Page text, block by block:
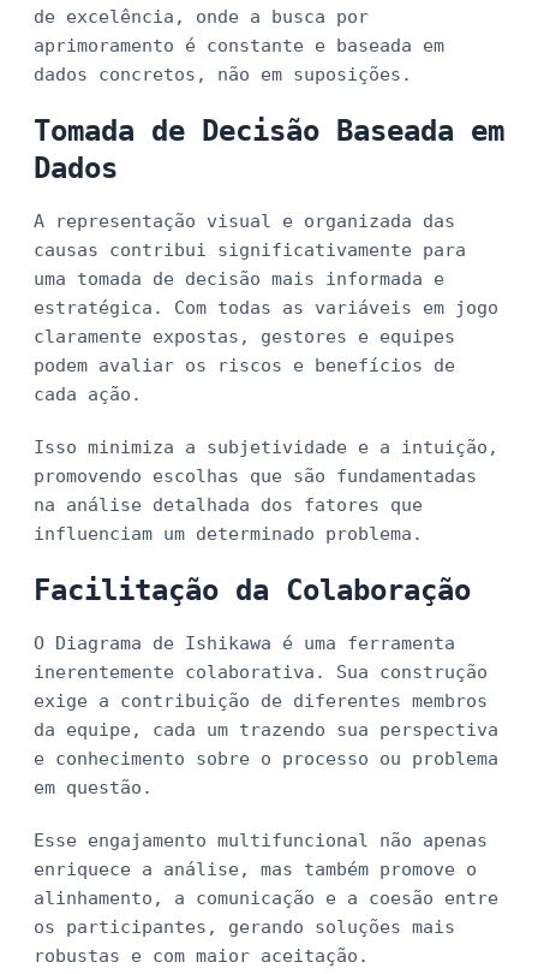
de excelência, onde a busca por
aprimoramento é constante e baseada em
dados concretos, não em suposições.
Tomada de Decisão Baseada em
Dados
A representação visual e organizada das
causas contribui significativamente para
uma tomada de decisão mais informada e
estratégica. Com todas as variáveis em jogo
claramente expostas, gestores e equipes
podem avaliar os riscos e benefícios de
cada ação.
Isso minimiza a subjetividade e a intuição,
promovendo escolhas que são fundamentadas
na análise detalhada dos fatores que
influenciam um determinado problema.
Facilitação da Colaboração
O Diagrama de Ishikawa é uma ferramenta
inerentemente colaborativa. Sua construção
exige a contribuição de diferentes membros
da equipe, cada um trazendo sua perspectiva
e conhecimento sobre o processo ou problema
em questão.
Esse engajamento multifuncional não apenas
enriquece a análise, mas também promove o
alinhamento, a comunicação e a coesão entre
os participantes, gerando soluções mais
robustas e com maior aceitação.